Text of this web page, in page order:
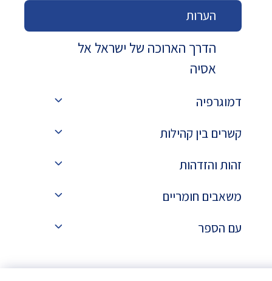
הערות
הדרך הארוכה של ישראל אל
אסיה
דמוגרפיה
קשרים בין קהילות
זהות והזדהות
משאבים חומריים
עם הספר